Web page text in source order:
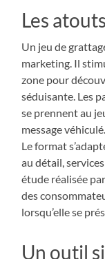
Les
Un jeu de
marketing. Il
zone pour
séduisante. Les
se prennent au
message véhiculé.
Le format
au détail,
étude réalisée
des
lorsqu’elle se
Un outil